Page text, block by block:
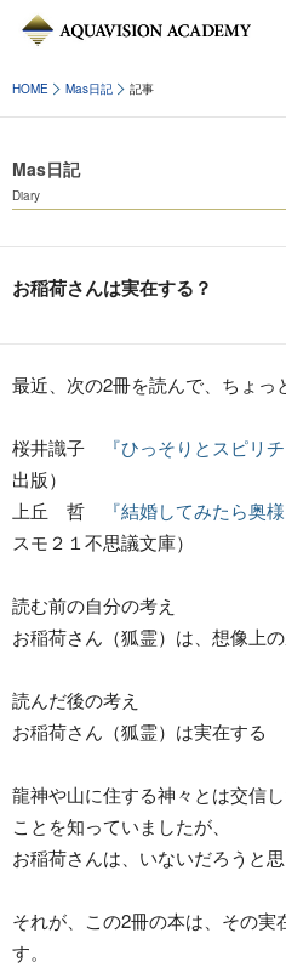
HOME Mas日記 記事
Mas日記
Diary
お稲荷さんは実在する？
最近、次の2冊を読んで、ちょっ
桜井識子 『ひっそりとスピリ
出版）
上丘 哲
『結婚してみたら奥
スモ２１不思議文庫）
読む前の自分の考え
お稲荷さん（狐霊）は、想像上
読んだ後の考え
お稲荷さん（狐霊）は実在する
龍神や山に住する神々とは交信
ことを知っていましたが、
お稲荷さんは、いないだろうと思
それが、この2冊の本は、その実
す。